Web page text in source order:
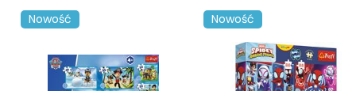
Nowość Nowość